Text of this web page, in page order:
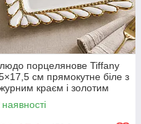
порцелянове Tiffany
см прямокутне біле з
краєм і золотим